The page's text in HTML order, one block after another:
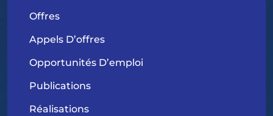
Offres
Appels D’offres
Opportunités D’emploi
Publications
Réalisations